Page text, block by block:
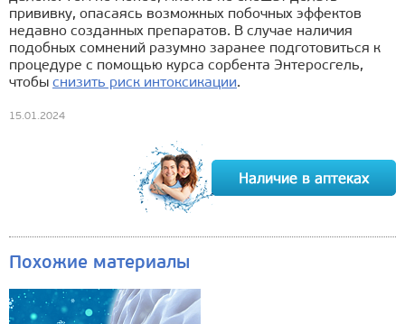
прививку, опасаясь возможных побочных эффектов
недавно созданных препаратов. В случае наличия
подобных сомнений разумно заранее подготовиться к
процедуре с помощью курса сорбента Энтеросгель,
чтобы снизить риск интоксикации.
15.01.2024
Похожие материалы